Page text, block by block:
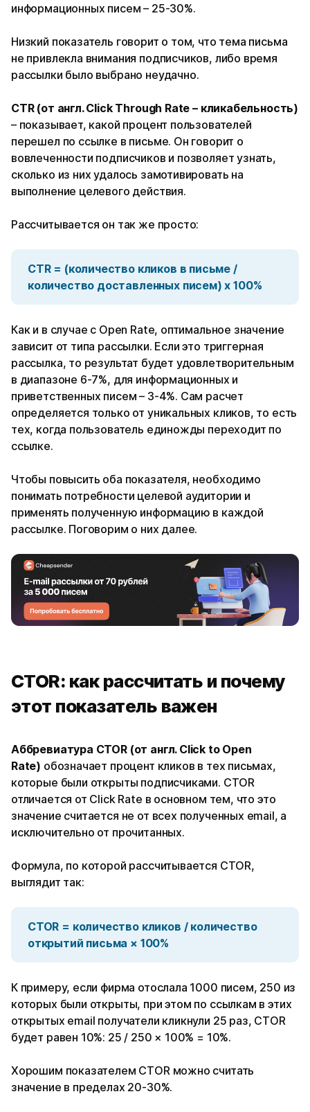
информационных писем – 25-30%.
Низкий показатель говорит о том, что тема письма
не привлекла внимания подписчиков, либо время
рассылки было выбрано неудачно.
CTR (от англ. Click Through Rate – кликабельность)
– показывает, какой процент пользователей
перешел по ссылке в письме. Он говорит о
вовлеченности подписчиков и позволяет узнать,
сколько из них удалось замотивировать на
выполнение целевого действия.
Рассчитывается он так же просто:
CTR = (количество кликов в письме /
количество доставленных писем) х 100%
Как и в случае с Open Rate, оптимальное значение
зависит от типа рассылки. Если это триггерная
рассылка, то результат будет удовлетворительным
в диапазоне 6-7%, для информационных и
приветственных писем – 3-4%. Сам расчет
определяется только от уникальных кликов, то есть
тех, когда пользователь единожды переходит по
ссылке.
Чтобы повысить оба показателя, необходимо
понимать потребности целевой аудитории и
применять полученную информацию в каждой
рассылке. Поговорим о них далее.
CTOR: как рассчитать и почему
этот показатель важен
Аббревиатура CTOR (от англ. Click to Open
Rate) обозначает процент кликов в тех письмах,
которые были открыты подписчиками. CTOR
отличается от Click Rate в основном тем, что это
значение считается не от всех полученных email, а
исключительно от прочитанных.
Формула, по которой рассчитывается CTOR,
выглядит так:
CTOR = количество кликов / количество
открытий письма × 100%
К примеру, если фирма отослала 1000 писем, 250 из
которых были открыты, при этом по ссылкам в этих
открытых email получатели кликнули 25 раз, CTOR
будет равен 10%: 25 / 250 × 100% = 10%.
Хорошим показателем CTOR можно считать
значение в пределах 20-30%.